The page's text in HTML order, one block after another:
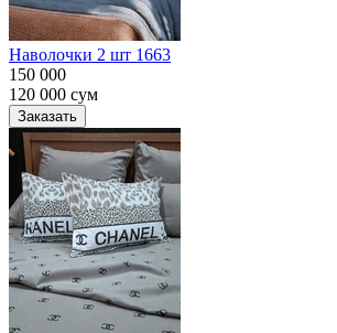
Наволочки 2 шт 1663
150 000
120 000 сум
Заказать